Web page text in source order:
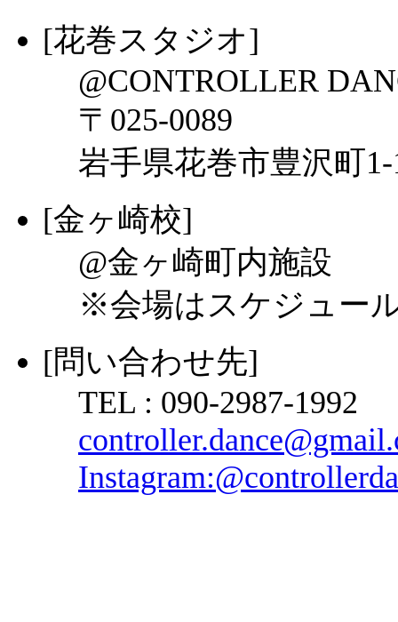
[花巻スタジオ]
@CONTROLLER
〒025-0089
岩手県花巻市豊沢町
[金ヶ崎校]
@金ヶ崎町内施設
※会場はスケジュー
[問い合わせ先]
TEL : 090-2987-1992